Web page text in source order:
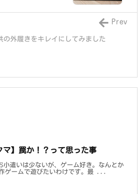
の外履きをキレイにしてみました
Prev
マ】罠か！？って思った事
小遣いは少ないが、ゲーム好き。なんとか
ゲームで遊びたいわけです。最 ...